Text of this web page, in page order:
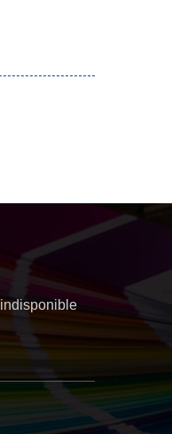
indisponible